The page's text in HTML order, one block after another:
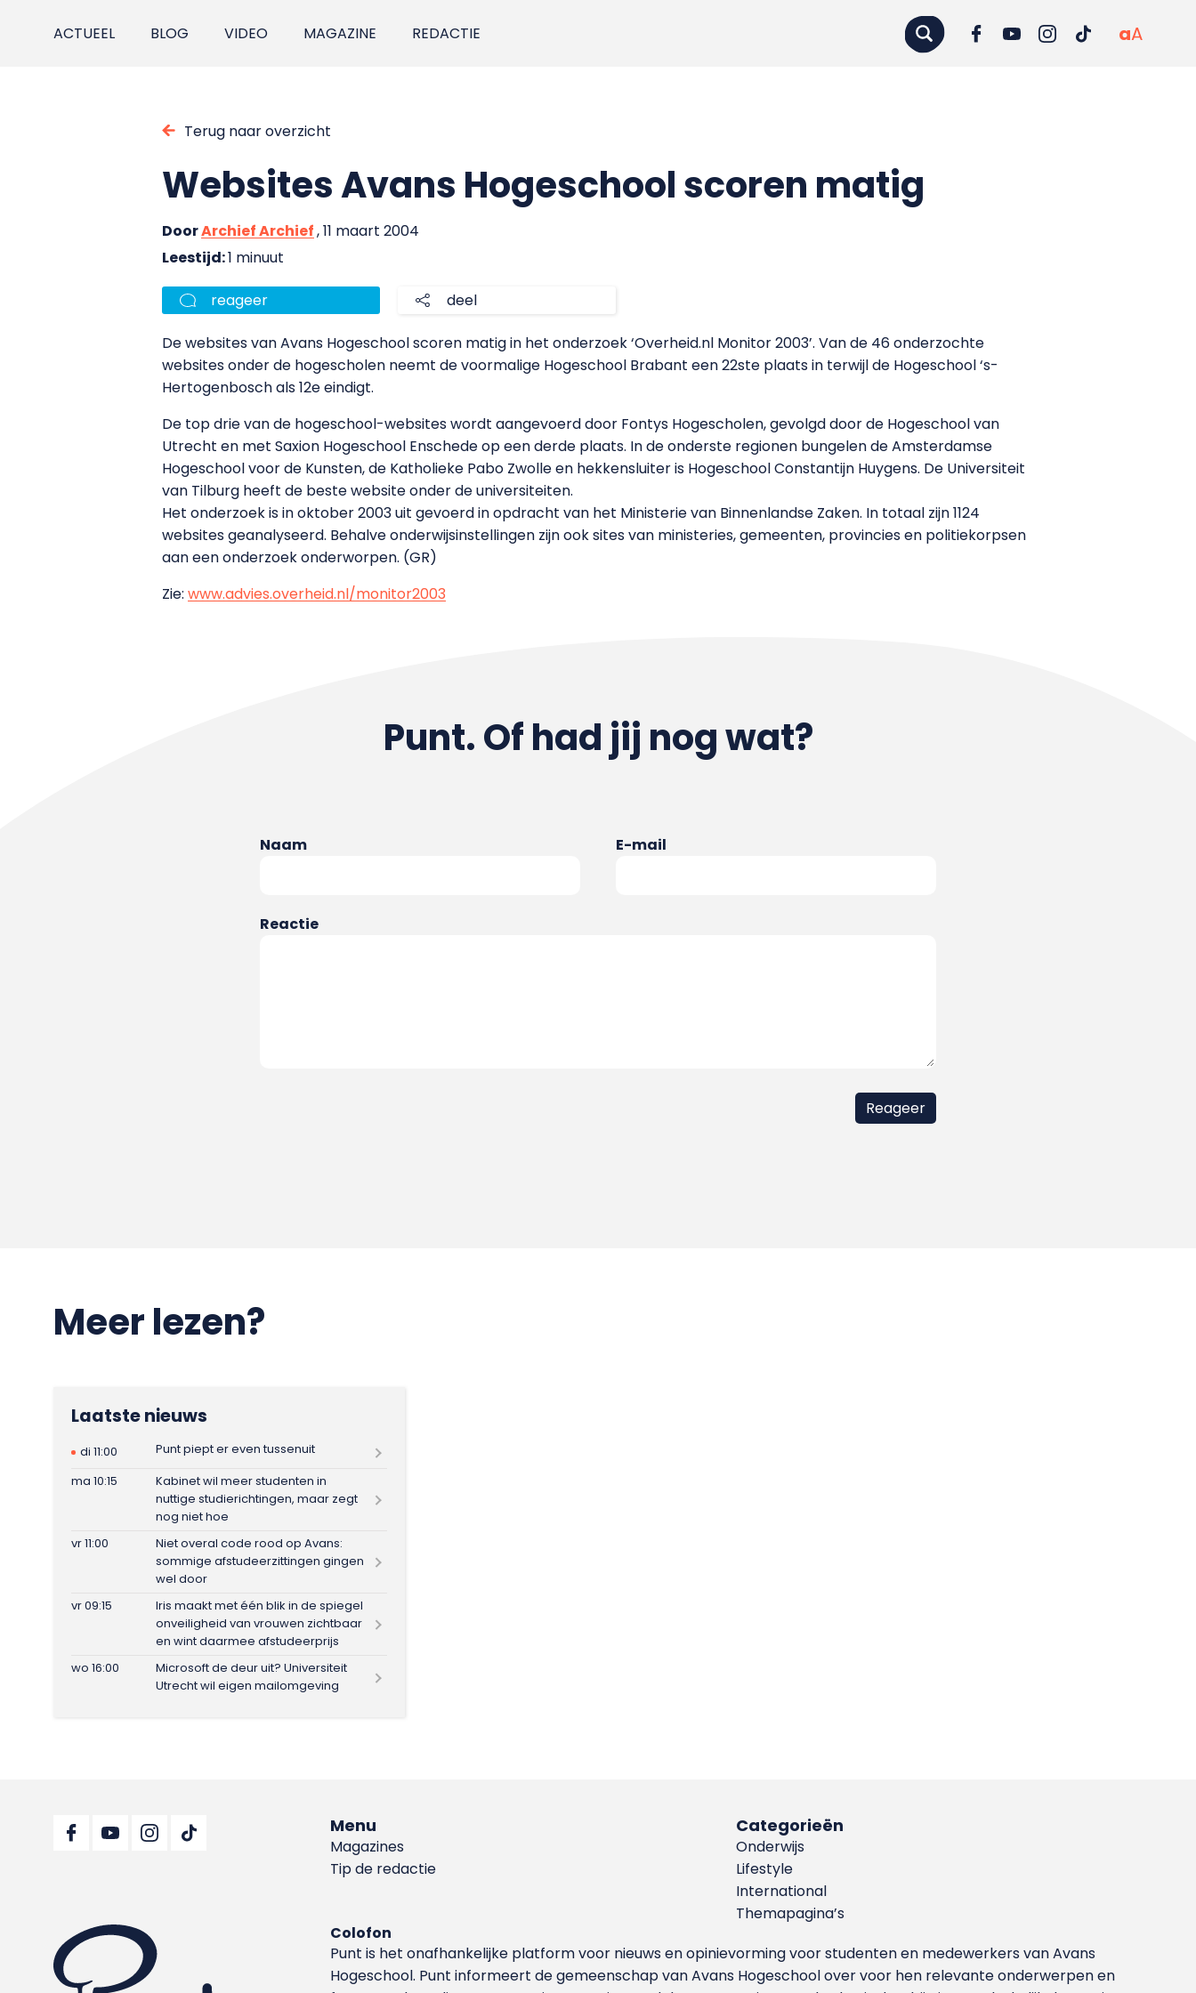
ACTUEEL BLOG VIDEO MAGAZINE REDACTIE aA
Terug naar overzicht
Websites Avans Hogeschool scoren matig
DoorArchief Archief, 11 maart 2004
Leestijd:1 minuut
reageer deel
De websites van Avans Hogeschool scoren matig in het onderzoek ‘Overheid.nl Monitor 2003’. Van de 46 onderzochte
websites onder de hogescholen neemt de voormalige Hogeschool Brabant een 22ste plaats in terwijl de Hogeschool ‘s-
Hertogenbosch als 12e eindigt.
De top drie van de hogeschool-websites wordt aangevoerd door Fontys Hogescholen, gevolgd door de Hogeschool van
Utrecht en met Saxion Hogeschool Enschede op een derde plaats. In de onderste regionen bungelen de Amsterdamse
Hogeschool voor de Kunsten, de Katholieke Pabo Zwolle en hekkensluiter is Hogeschool Constantijn Huygens. De Universiteit
van Tilburg heeft de beste website onder de universiteiten.
Het onderzoek is in oktober 2003 uit gevoerd in opdracht van het Ministerie van Binnenlandse Zaken. In totaal zijn 1124
websites geanalyseerd. Behalve onderwijsinstellingen zijn ook sites van ministeries, gemeenten, provincies en politiekorpsen
aan een onderzoek onderworpen. (GR)
Zie: www.advies.overheid.nl/monitor2003
Punt. Of had jij nog wat?
Naam E-mail
Reactie
Meer lezen?
Laatste nieuws
di 11:00
Punt piept er even tussenuit
ma 10:15
Kabinet wil meer studenten in
nuttige studierichtingen, maar zegt
nog niet hoe
vr 11:00
Niet overal code rood op Avans:
sommige afstudeerzittingen gingen
wel door
vr 09:15
Iris maakt met één blik in de spiegel
onveiligheid van vrouwen zichtbaar
en wint daarmee afstudeerprijs
wo 16:00
Microsoft de deur uit? Universiteit
Utrecht wil eigen mailomgeving
Menu
Magazines
Tip de redactie
Categorieën
Onderwijs
Lifestyle
International
Themapagina’s
Colofon
Punt is het onafhankelijke platform voor nieuws en opinievorming voor studenten en medewerkers van Avans
Hoge­school. Punt informeert de gemeenschap van Avans Hogeschool over voor hen relevante onderwerpen en